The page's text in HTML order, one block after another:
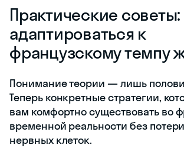
Практические советы:
адаптироваться к
французскому темпу
Понимание теории — лишь
Теперь конкретные стратегии,
вам комфортно существовать во
временной реальности без
нервных клеток.